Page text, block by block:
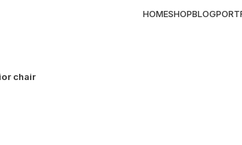
HOMESHOPBLOG
chair